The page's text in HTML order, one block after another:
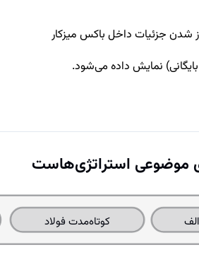
شدن جزئیات داخل باکس میزکار
نمایش داده می‌شود.
موضوعی استراتژی‌هاست
کوتاه‌مدت فولاد